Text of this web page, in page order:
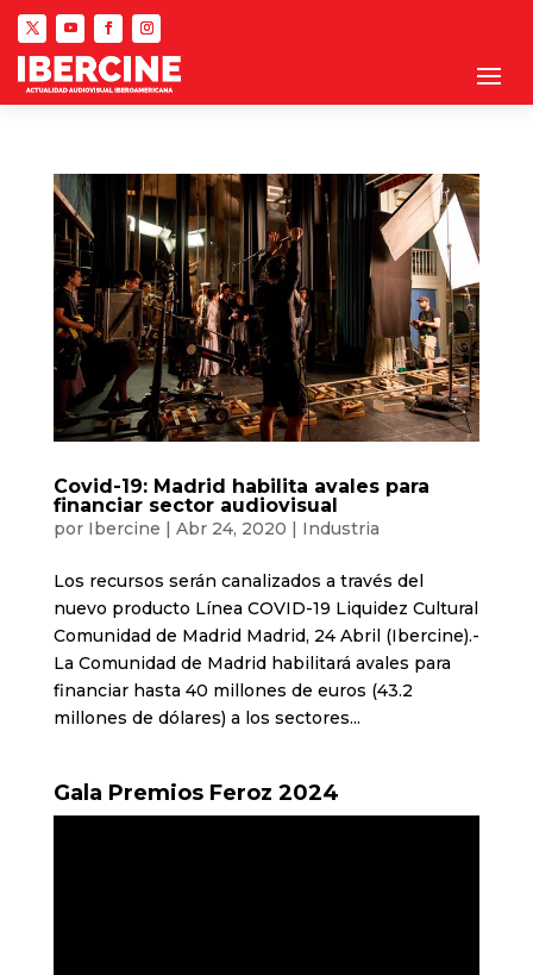
Covid-19: Madrid habilita avales para
financiar sector audiovisual
por Ibercine | Abr 24, 2020 | Industria
Los recursos serán canalizados a través del
nuevo producto Línea COVID-19 Liquidez Cultural
Comunidad de Madrid Madrid, 24 Abril (Ibercine).-
La Comunidad de Madrid habilitará avales para
financiar hasta 40 millones de euros (43.2
millones de dólares) a los sectores...
Gala Premios Feroz 2024